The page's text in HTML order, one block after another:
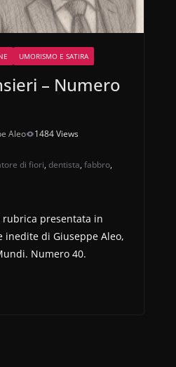
UMORISMO E SATIRA
– Numero
Aleo
1484 Views
di fiori, dentista, fabbro,
presentata in
di Giuseppe Aleo,
Numero 40.